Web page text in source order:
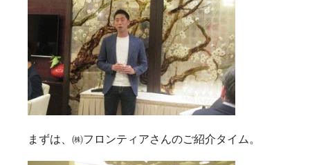
まずは、㈱フロンティアさんのご紹介タイム。